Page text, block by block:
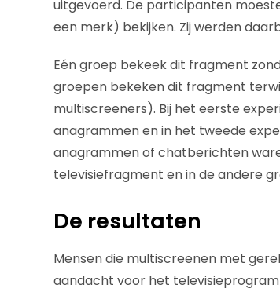
uitgevoerd. De participanten
een merk) bekijken. Zij werden
Eén groep bekeek dit fragment
groepen bekeken dit fragment
multiscreeners). Bij het eerste
anagrammen en in het tweede
anagrammen of chatberichten
televisiefragment en in de andere
De resultaten
Mensen die multiscreenen met
aandacht voor het